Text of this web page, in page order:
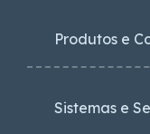
Produtos e
Sistemas e